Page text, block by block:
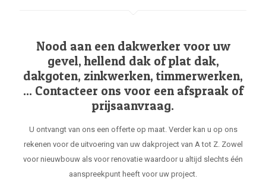
Nood aan een dakwerker voor uw
gevel, hellend dak of plat dak,
dakgoten, zinkwerken, timmerwerken,
... Contacteer ons voor een afspraak of
prijsaanvraag.
U ontvangt van ons een offerte op maat. Verder kan u op ons
rekenen voor de uitvoering van uw dakproject van A tot Z. Zowel
voor nieuwbouw als voor renovatie waardoor u altijd slechts één
aanspreekpunt heeft voor uw project.